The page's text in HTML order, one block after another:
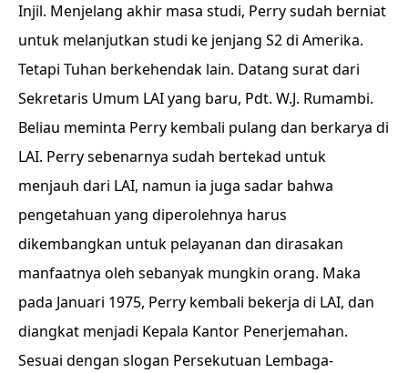
Injil. Menjelang akhir masa studi, Perry sudah berniat
untuk melanjutkan studi ke jenjang S2 di Amerika.
Tetapi Tuhan berkehendak lain. Datang surat dari
Sekretaris Umum LAI yang baru, Pdt. W.J. Rumambi.
Beliau meminta Perry kembali pulang dan berkarya di
LAI. Perry sebenarnya sudah bertekad untuk
menjauh dari LAI, namun ia juga sadar bahwa
pengetahuan yang diperolehnya harus
dikembangkan untuk pelayanan dan dirasakan
manfaatnya oleh sebanyak mungkin orang. Maka
pada Januari 1975, Perry kembali bekerja di LAI, dan
diangkat menjadi Kepala Kantor Penerjemahan.
Sesuai dengan slogan Persekutuan Lembaga-